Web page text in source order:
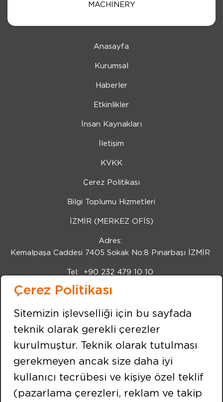
Çerez Politikası
Sitemizin işlevselliği için bu sayfada
teknik olarak gerekli çerezler
kurulmuştur. Teknik olarak tutulması
gerekmeyen ancak size daha iyi
kullanıcı tecrübesi ve kişiye özel teklif
(pazarlama çerezleri, reklam ve takip
MACHINERY
Anasayfa
Kurumsal
Haberler
Etkinlikler
İnsan Kaynakları
İletişim
KVKK
Çerez Politikası
Bilgi Toplumu Hizmetleri
İZMİR (MERKEZ OFİS)
Adres:
Kemalpaşa Caddesi 7405 Sokak No:8 Pınarbaşı İZMİR
Tel: +90 232 479 10 10
Fax: +90 232 479 91 91
BİZİ TAKİP EDİN
İSTANBUL
Merkez Mahallesi Efnan Sokak No:9 Çekmeköy /
İSTANBUL